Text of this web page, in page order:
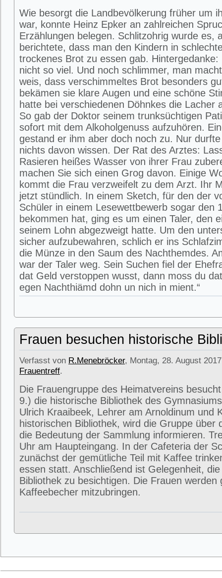
Wie besorgt die Landbevölkerung früher um
war, konnte Heinz Epker an zahlreichen
Erzählungen belegen. Schlitzohrig wurde es,
berichtete, dass man den Kindern in
trockenes Brot zu essen gab. Hintergedanke:
nicht so viel. Und noch schlimmer, man
weis, dass verschimmeltes Brot besonders
bekämen sie klare Augen und eine schöne
hatte bei verschiedenen Döhnkes die Lacher
So gab der Doktor seinem trunksüchtigen
sofort mit dem Alkoholgenuss aufzuhören.
gestand er ihm aber doch noch zu. Nur
nichts davon wissen. Der Rat des Arztes:
Rasieren heißes Wasser von ihrer Frau
machen Sie sich einen Grog davon. Einige
kommt die Frau verzweifelt zu dem Arzt. Ihr
jetzt stündlich. In einem Sketch, für den der
Schüler in einem Lesewettbewerb sogar den
bekommen hat, ging es um einen Taler, den
seinem Lohn abgezweigt hatte. Um den
sicher aufzubewahren, schlich er ins
die Münze in den Saum des Nachthemdes.
war der Taler weg. Sein Suchen fiel der
dat Geld verstoppen wusst, dann moss du
egen Nachthiämd dohn un nich in mient.“
Frauen besuchen historische
Verfasst von R.Menebröcker, Montag, 28. August
Frauentreff.
Die Frauengruppe des Heimatvereins
9.) die historische Bibliothek des
Ulrich Kraaibeek, Lehrer am Arnoldinum und
historischen Bibliothek, wird die Gruppe über
die Bedeutung der Sammlung informieren.
Uhr am Haupteingang. In der Cafeteria der
zunächst der gemütliche Teil mit Kaffee
essen statt. Anschließend ist Gelegenheit,
Bibliothek zu besichtigen. Die Frauen werden
Kaffeebecher mitzubringen.